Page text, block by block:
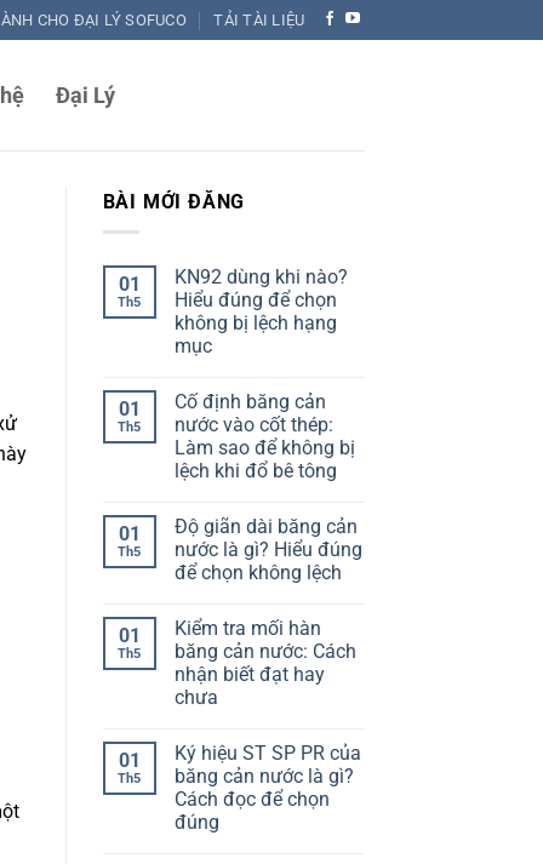
CHO ĐẠI LÝ SOFUCO TẢI TÀI LIỆU
Đại Lý
BÀI MỚI ĐĂNG
01
Th5
KN92 dùng khi nào?
Hiểu đúng để chọn
không bị lệch hạng
mục
bình
luận
ở
KN92
dùng
khi
đúng
để
chọn
không
hạng
mục
01
Th5
Cố định băng cản
nước vào cốt thép:
Làm sao để không bị
lệch khi đổ bê tông
bình
luận
ở
Cố
cản
nước
vào
cốt
thép:
Làm
không
bị
lệch
khi
đổ
bê
01
Th5
Độ giãn dài băng cản
nước là gì? Hiểu đúng
để chọn không lệch
bình
luận
ở
Độ
giãn
dài
nước
là
gì?
Hiểu
đúng
để
01
Th5
Kiểm tra mối hàn
băng cản nước: Cách
nhận biết đạt hay
chưa
bình
luận
ở
Kiểm
tra
mối
01
Th5
Ký hiệu ST SP PR của
băng cản nước là gì?
Cách đọc để chọn
đúng